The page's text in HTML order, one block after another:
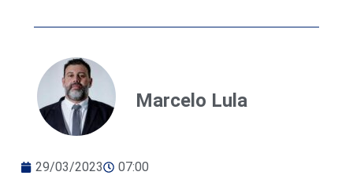
Marcelo Lula
29/03/2023 07:00